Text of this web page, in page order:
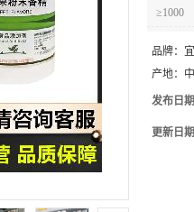
≥1000
品牌：
产地：
发布日
更新日